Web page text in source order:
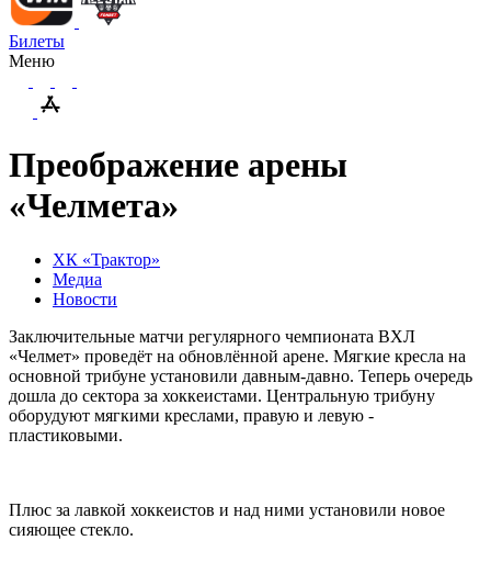
Билеты
Меню
Преображение арены
«Челмета»
ХК «Трактор»
Медиа
Новости
Заключительные матчи регулярного чемпионата ВХЛ
«Челмет» проведёт на обновлённой арене. Мягкие кресла на
основной трибуне установили давным-давно. Теперь очередь
дошла до сектора за хоккеистами. Центральную трибуну
оборудуют мягкими креслами, правую и левую -
пластиковыми.
Плюс за лавкой хоккеистов и над ними установили новое
сияющее стекло.